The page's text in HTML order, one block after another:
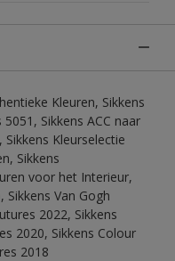
Kleuren, Sikkens
Sikkens ACC naar
Sikkens Kleurselectie
Sikkens
voor het Interieur,
Sikkens Van Gogh
2022, Sikkens
2020, Sikkens Colour
2018